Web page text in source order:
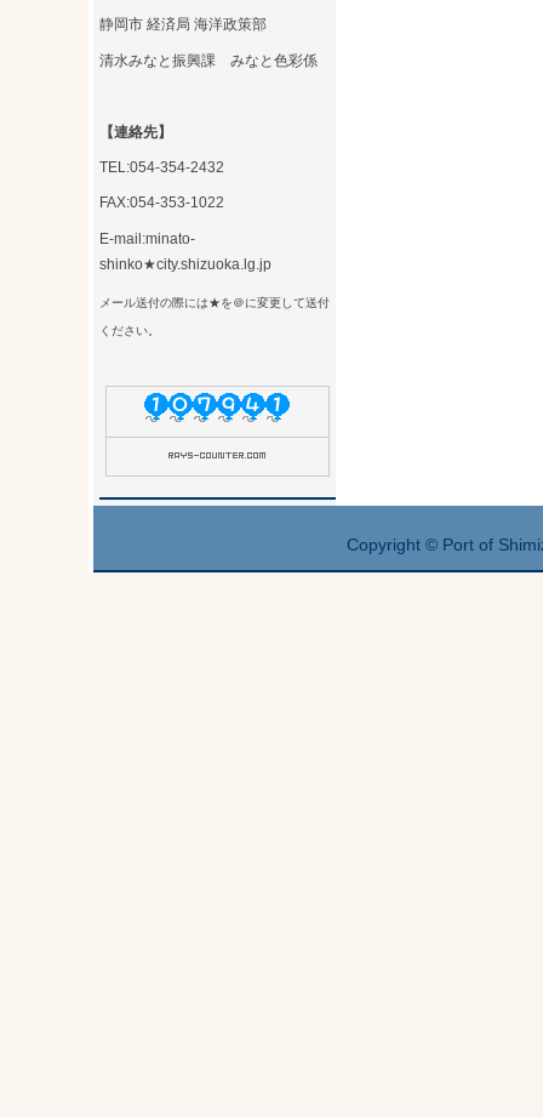
静岡市 経済局 海洋政策部
清水みなと振興課 みなと色彩係
【連絡先】
TEL:054-354-2432
FAX:054-353-1022
E-mail:minato-
shinko★city.shizuoka.lg.jp
メール送付の際には★を＠に変更して送付
ください。
Copyright © Port of